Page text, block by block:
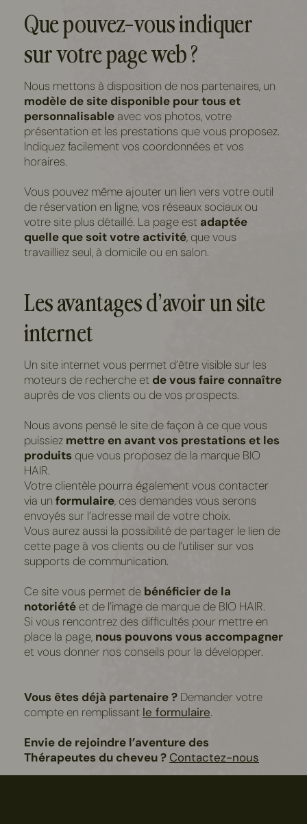
Que pouvez-vous indiquer
sur votre page web ?
Nous mettons à disposition de nos partenaires, un
modèle de site disponible pour tous et
personnalisable avec vos photos, votre
présentation et les prestations que vous proposez.
Indiquez facilement vos coordonnées et vos
horaires.
Vous pouvez même ajouter un lien vers votre outil
de réservation en ligne, vos réseaux sociaux ou
votre site plus détaillé. La page est adaptée
quelle que soit votre activité, que vous
travailliez seul, à domicile ou en salon.
Les avantages d’avoir un site
internet
Un site internet vous permet d’être visible sur les
moteurs de recherche et de vous faire connaître
auprès de vos clients ou de vos prospects.
Nous avons pensé le site de façon à ce que vous
puissiez mettre en avant vos prestations et les
produits que vous proposez de la marque BIO
HAIR.
Votre clientèle pourra également vous contacter
via un formulaire, ces demandes vous serons
envoyés sur l’adresse mail de votre choix.
Vous aurez aussi la possibilité de partager le lien de
cette page à vos clients ou de l’utiliser sur vos
supports de communication.
Ce site vous permet de bénéficier de la
notoriété et de l’image de marque de BIO HAIR.
Si vous rencontrez des difficultés pour mettre en
place la page, nous pouvons vous accompagner
et vous donner nos conseils pour la développer.
Vous êtes déjà partenaire ? Demander votre
compte en remplissant le formulaire.
Envie de rejoindre l’aventure des
Thérapeutes du cheveu ? Contactez-nous